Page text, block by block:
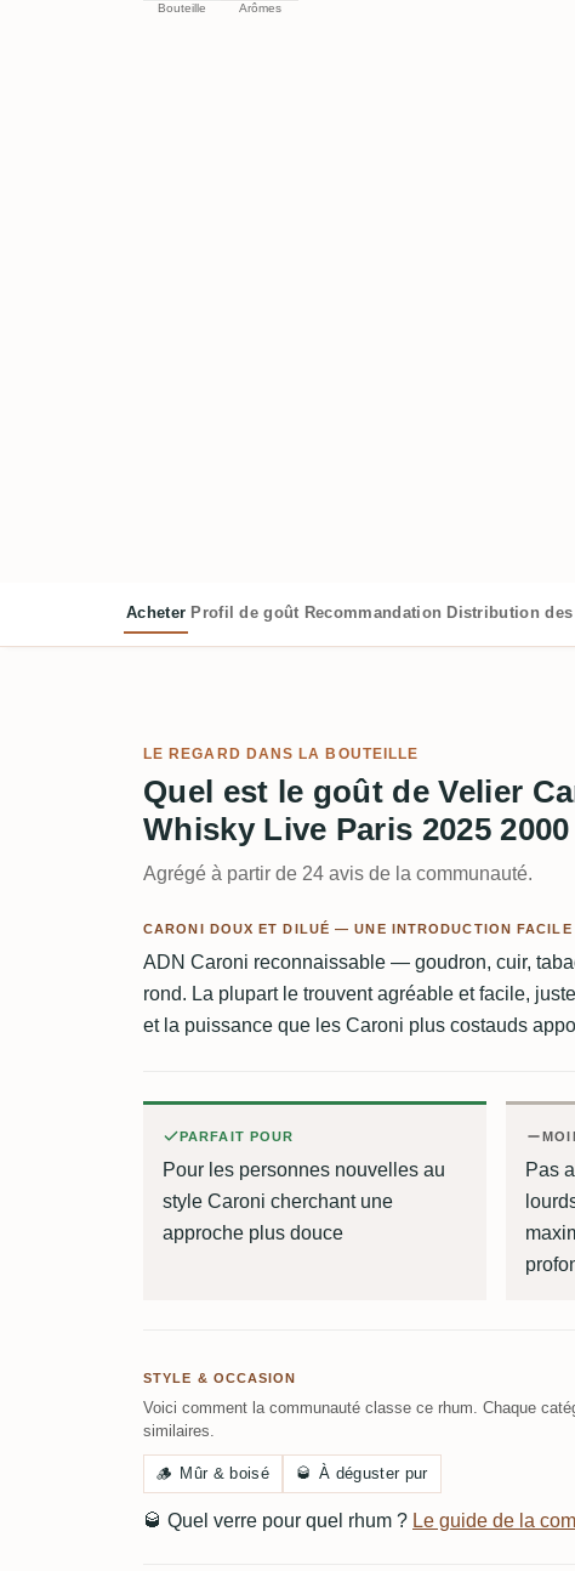
Bouteille Arômes
Acheter Profil de goût Recommandation Distribution
LE REGARD DANS LA BOUTEILLE
Quel est le goût de Velier
Whisky Live Paris 2025
Agrégé à partir de 24 avis de la communauté.
CARONI DOUX ET DILUÉ — UNE INTRODUCTION FACILE
ADN Caroni reconnaissable — goudron, cuir,
rond. La plupart le trouvent agréable et facile,
et la puissance que les Caroni plus costauds
PARFAIT POUR
Pour les personnes nouvelles au
style Caroni cherchant une
approche plus douce
Pas
STYLE & OCCASION
Voici comment la communauté classe ce rhum. Chaque
similaires.
🪵 Mûr & boisé 🥃 À déguster pur
🥃 Quel verre pour quel rhum ? Le guide de la